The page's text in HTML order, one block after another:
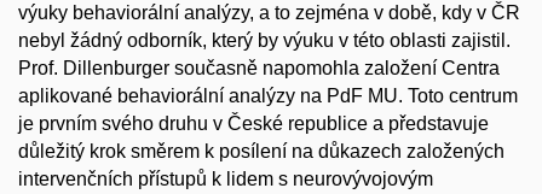
výuky behaviorální analýzy, a to zejména v době, kdy v ČR
nebyl žádný odborník, který by výuku v této oblasti zajistil.
Prof. Dillenburger současně napomohla založení Centra
aplikované behaviorální analýzy na PdF MU. Toto centrum
je prvním svého druhu v České republice a představuje
důležitý krok směrem k posílení na důkazech založených
intervenčních přístupů k lidem s neurovývojovým